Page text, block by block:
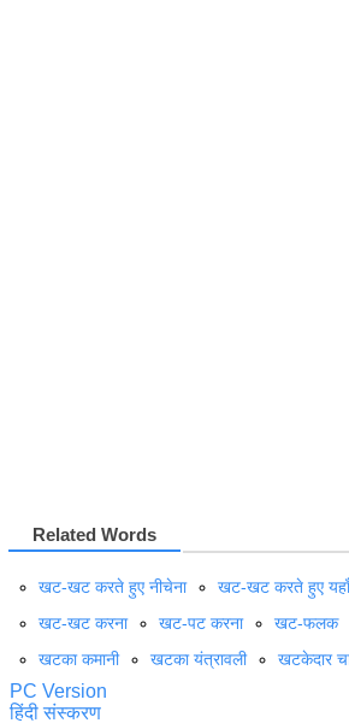
Related Words
खट-खट करते हुए नीचेना
खट-खट करते हुए यहाँ
खट-खट करना
खट-पट करना खट-फलक
खटका कमानी
खटका यंत्रावली खटकेदार
PC Version
हिंदी संस्करण